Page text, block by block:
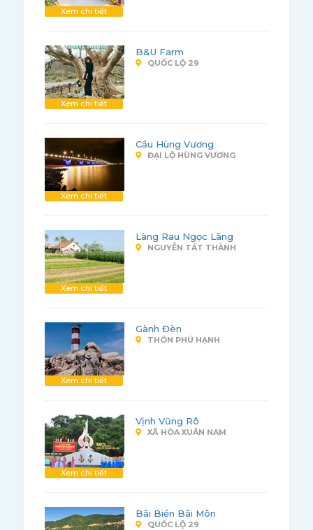
Xem chi tiết
Xem chi tiết
B&U Farm
QUỐC LỘ 29
Xem chi tiết
Cầu Hùng Vương
ĐẠI LỘ HÙNG VƯƠNG
Xem chi tiết
Làng Rau Ngọc Lãng
NGUYỄN TẤT THÀNH
Xem chi tiết
Gành Đèn
THÔN PHÚ HẠNH
Xem chi tiết
Vịnh Vũng Rô
XÃ HÒA XUÂN NAM
Bãi Biển Bãi Môn
QUỐC LỘ 29